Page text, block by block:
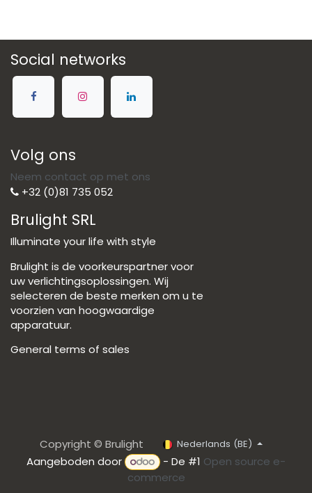
Social networks
Volg ons
Neem contact op met ons
+32 (0)81 735 052
Brulight SRL
Illuminate your life with style
Brulight is de voorkeurspartner voor
uw verlichtingsoplossingen. Wij
selecteren de beste merken om u te
voorzien van hoogwaardige
apparatuur.
General terms of sales
Copyright © Brulight Nederlands (BE)
Aangeboden door - De #1 Open source e-
commerce